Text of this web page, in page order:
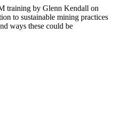
training by Glenn Kendall on
to sustainable mining practices
ways these could be